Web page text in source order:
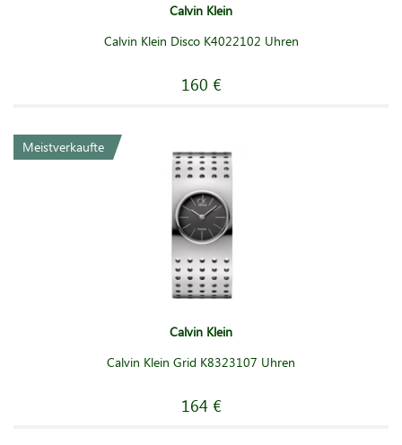
Calvin Klein
Calvin Klein Disco K4022102 Uhren
160 €
Meistverkaufte
Calvin Klein
Calvin Klein Grid K8323107 Uhren
164 €